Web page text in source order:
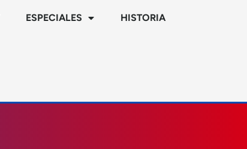
ESPECIALES HISTORIA